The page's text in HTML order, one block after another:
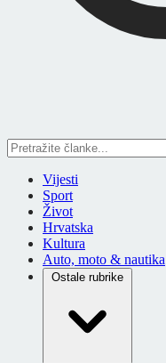
Vijesti
Sport
Život
Hrvatska
Kultura
Auto, moto & nautika
Ostale rubrike